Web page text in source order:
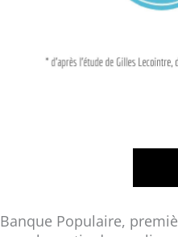
Banque Populaire,